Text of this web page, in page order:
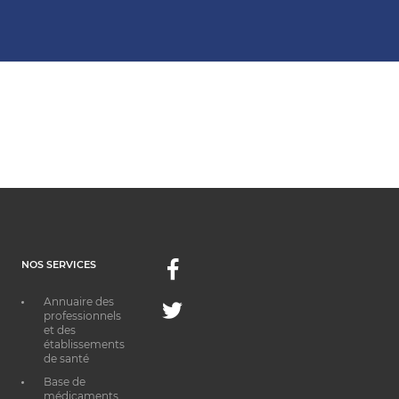
NOS SERVICES
Annuaire des
professionnels
et des
établissements
de santé
Base de
médicaments
Facebook
Twitter